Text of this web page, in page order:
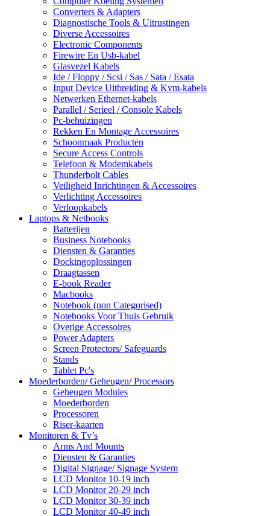
Converters & Adapters
Diagnostische Tools & Uitrustingen
Diverse Accessoires
Electronic Components
Firewire En Usb-kabel
Glasvezel Kabels
Ide / Floppy / Scsi / Sas / Sata / Esata
Input Device Uitbreiding & Kvm-kabels
Netwerken Ethernet-kabels
Parallel / Serieel / Console Kabels
Pc-behuizingen
Rekken En Montage Accessoires
Schoonmaak Producten
Secure Access Controls
Telefoon & Modemkabels
Thunderbolt Cables
Veiligheid Inrichtingen & Accessoires
Verlichting Accessoires
Verloopkabels
Laptops & Netbooks
Batterijen
Business Notebooks
Diensten & Garanties
Dockingoplossingen
Draagtassen
E-book Reader
Macbooks
Notebook (non Categorised)
Notebooks Voor Thuis Gebruik
Overige Accessoires
Power Adapters
Screen Protectors/ Safeguards
Stands
Tablet Pc's
Moederborden/ Geheugen/ Processors
Geheugen Modules
Moederborden
Processoren
Riser-kaarten
Monitoren & Tv’s
Arms And Mounts
Diensten & Garanties
Digital Signage/ Signage System
LCD Monitor 10-19 inch
LCD Monitor 20-29 inch
LCD Monitor 30-39 inch
LCD Monitor 40-49 inch